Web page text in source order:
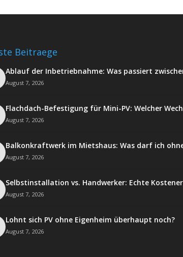
Beitraege
Ablauf der Inbetriebnahme: Was passiert
August 7, 2026
Flachdach-Befestigung für Mini-PV: Welcher
August 7, 2026
Balkonkraftwerk im Mietshaus: Was darf ich
August 7, 2026
Selbstinstallation vs. Handwerker: Echte
August 7, 2026
Lohnt sich PV ohne Eigenheim überhaupt noch?
August 7, 2026